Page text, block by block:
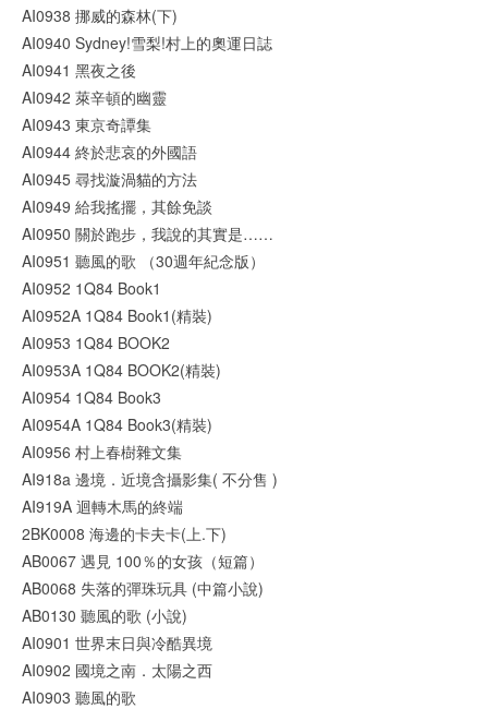
AI0938 挪威的森林(下)
AI0940 Sydney!雪梨!村上的奧運日誌
AI0941 黑夜之後
AI0942 萊辛頓的幽靈
AI0943 東京奇譚集
AI0944 終於悲哀的外國語
AI0945 尋找漩渦貓的方法
AI0949 給我搖擺，其餘免談
AI0950 關於跑步，我說的其實是……
AI0951 聽風的歌 （30週年紀念版）
AI0952 1Q84 Book1
AI0952A 1Q84 Book1(精裝)
AI0953 1Q84 BOOK2
AI0953A 1Q84 BOOK2(精裝)
AI0954 1Q84 Book3
AI0954A 1Q84 Book3(精裝)
AI0956 村上春樹雜文集
AI918a 邊境．近境含攝影集( 不分售 )
AI919A 迴轉木馬的終端
2BK0008 海邊的卡夫卡(上.下)
AB0067 遇見 100％的女孩（短篇）
AB0068 失落的彈珠玩具 (中篇小說)
AB0130 聽風的歌 (小說)
AI0901 世界末日與冷酷異境
AI0902 國境之南．太陽之西
AI0903 聽風的歌